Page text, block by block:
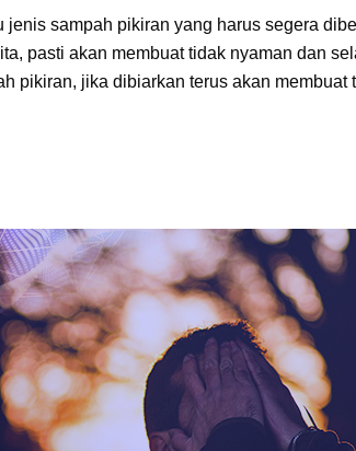
jenis sampah pikiran yang harus segera
pasti akan membuat tidak nyaman dan
pikiran, jika dibiarkan terus akan membuat